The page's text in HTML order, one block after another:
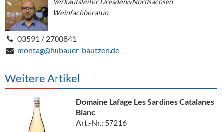
Weinfachberatun
03591 / 2700841
montag@hubauer-bautzen.de
Weitere Artikel
Domaine Lafage Les Sardines Catalanes
Blanc
Art.-Nr.: 57216